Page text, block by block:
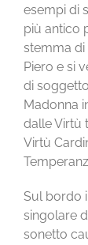
esempi di
più antico
stemma di
Piero e si
di
Madonna
dalle Virtù
Virtù
Sul bordo
singolare
sonetto